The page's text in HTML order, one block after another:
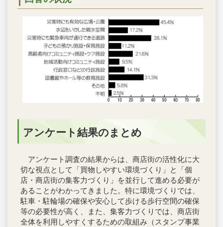
アンケート結果のまとめ
アンケート調査の結果からは、商店街の活性化に大
切な視点として「買物しやすい環境づくり」と「個
店・商店街の集客力づくり」を並行して進める必要が
あることがわかってきました。特に環境づくりでは、
駐車・駐輪場の確保や安心して歩ける歩行空間の確保
等の必要性が高く、また、集客力づくりでは、商店街
全体を利用しやすくするための取組み（スタンプ事業